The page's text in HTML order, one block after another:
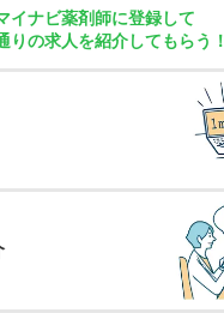
イナビ薬剤師に登録して
りの求人を紹介してもらう！